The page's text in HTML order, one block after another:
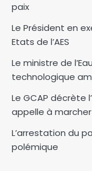
paix
Le Président en
Etats de l’AES
Le ministre de
technologique
Le GCAP décrète
appelle à
L’arrestation du
polémique